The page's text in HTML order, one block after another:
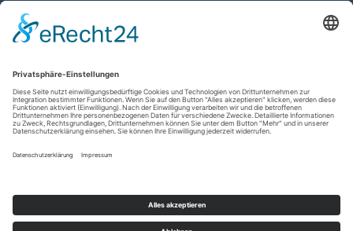
KURZSTATISTIK
Total Views:614.103
Besucher gesamt:224.420
Gesamt Beiträge: